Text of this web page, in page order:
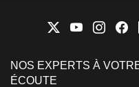
NOS EXPERTS À
ÉCOUTE